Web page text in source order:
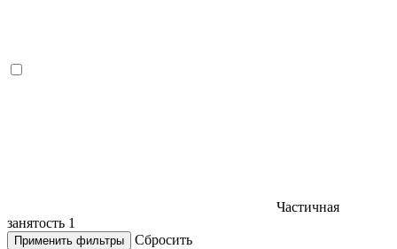
Частичная
занятость 1
Применить фильтры
Сбросить